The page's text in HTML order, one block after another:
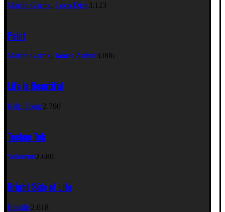
Martin Garrix, Loco Dice3.123
Paint
Martin Garrix, James Arthur3.006
Life Is Beautiful
Killa Fonic2.790
Techno Tek
Solomun2.680
Bright Side of Life
Bastille2.618